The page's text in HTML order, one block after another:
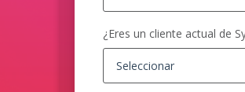
¿Eres un cliente actual de